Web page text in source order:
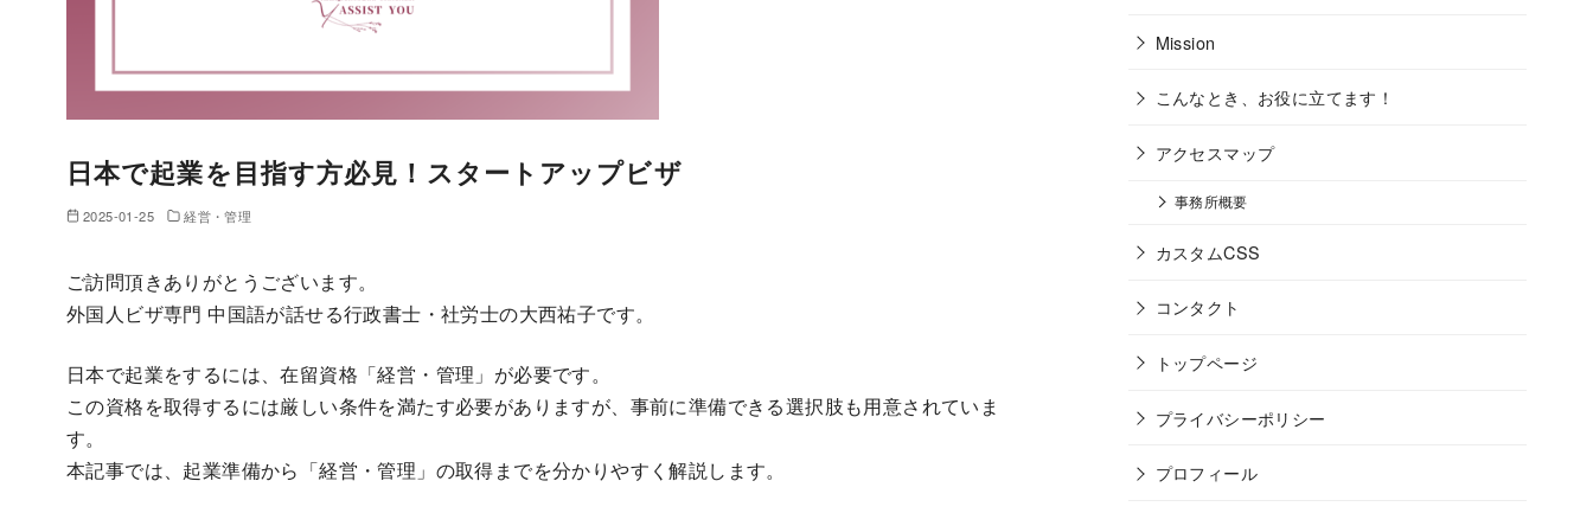
日本で起業を目指す方必見！スタートアップビザ
2025-01-25 経営・管理
ご訪問頂きありがとうございます。
外国人ビザ専門 中国語が話せる行政書士・社労士の大西祐子です。
日本で起業をするには、在留資格「経営・管理」が必要です。
この資格を取得するには厳しい条件を満たす必要がありますが、事前に準備できる選択肢も用意されていま
す。
本記事では、起業準備から「経営・管理」の取得までを分かりやすく解説します。
Mission
こんなとき、お役に立てます！
アクセスマップ
事務所概要
カスタムCSS
コンタクト
トップページ
プライバシーポリシー
プロフィール